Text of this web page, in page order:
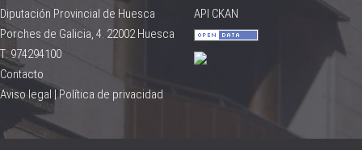
Diputación Provincial de Huesca
Porches de Galicia, 4. 22002 Huesca
T: 974294100
Contacto
Aviso legal |Política de privacidad
API CKAN